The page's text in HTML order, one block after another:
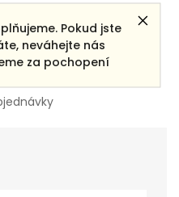
Pokud jste
neváhejte nás
za pochopení
zákazníky